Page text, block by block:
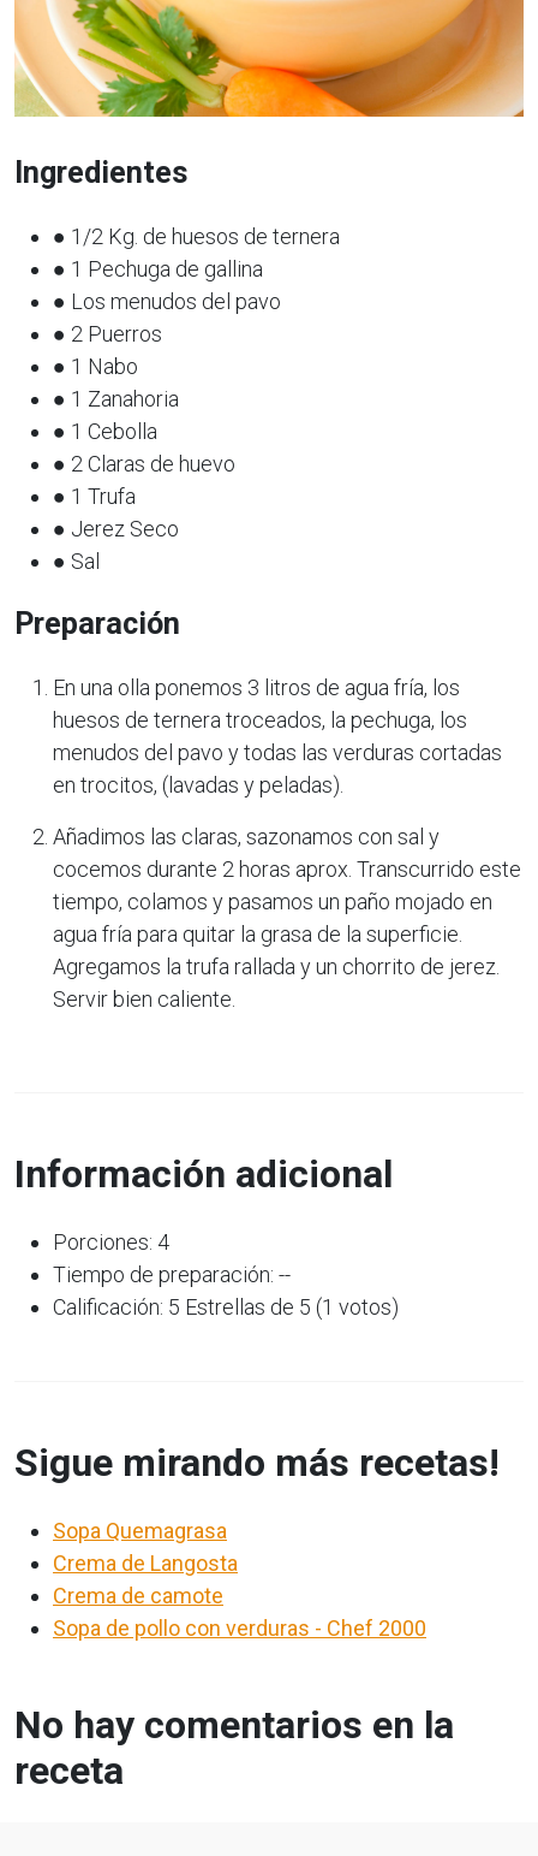
Ingredientes
● 1/2 Kg. de huesos de ternera
● 1 Pechuga de gallina
● Los menudos del pavo
● 2 Puerros
● 1 Nabo
● 1 Zanahoria
● 1 Cebolla
● 2 Claras de huevo
● 1 Trufa
● Jerez Seco
● Sal
Preparación
En una olla ponemos 3 litros de agua fría, los
huesos de ternera troceados, la pechuga, los
menudos del pavo y todas las verduras cortadas
en trocitos, (lavadas y peladas).
Añadimos las claras, sazonamos con sal y
cocemos durante 2 horas aprox. Transcurrido este
tiempo, colamos y pasamos un paño mojado en
agua fría para quitar la grasa de la superficie.
Agregamos la trufa rallada y un chorrito de jerez.
Servir bien caliente.
Información adicional
Porciones: 4
Tiempo de preparación: --
Calificación: 5 Estrellas de 5 (1 votos)
Sigue mirando más recetas!
Sopa Quemagrasa
Crema de Langosta
Crema de camote
Sopa de pollo con verduras - Chef 2000
No hay comentarios en la
receta